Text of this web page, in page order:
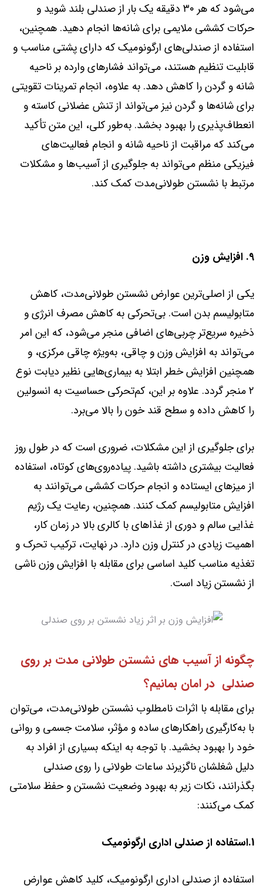
می‌شود که هر ۳۰ دقیقه یک بار از صندلی بلند شوید و
حرکات کششی ملایمی برای شانه‌ها انجام دهید. همچنین،
استفاده از صندلی‌های ارگونومیک که دارای پشتی مناسب و
قابلیت تنظیم هستند، می‌تواند فشارهای وارده بر ناحیه
شانه و گردن را کاهش دهد. به علاوه، انجام تمرینات تقویتی
برای شانه‌ها و گردن نیز می‌تواند از تنش عضلانی کاسته و
انعطاف‌پذیری را بهبود بخشد. به‌طور کلی، این متن تأکید
می‌کند که مراقبت از ناحیه شانه و انجام فعالیت‌های
فیزیکی منظم می‌تواند به جلوگیری از آسیب‌ها و مشکلات
مرتبط با نشستن طولانی‌مدت کمک کند.
9. افزایش وزن
یکی از اصلی‌ترین عوارض نشستن طولانی‌مدت، کاهش
متابولیسم بدن است. بی‌تحرکی به کاهش مصرف انرژی و
ذخیره سریع‌تر چربی‌های اضافی منجر می‌شود، که این امر
می‌تواند به افزایش وزن و چاقی، به‌ویژه چاقی مرکزی، و
همچنین افزایش خطر ابتلا به بیماری‌هایی نظیر دیابت نوع
۲ منجر گردد. علاوه بر این، کم‌تحرکی حساسیت به انسولین
را کاهش داده و سطح قند خون را بالا می‌برد.
برای جلوگیری از این مشکلات، ضروری است که در طول روز
فعالیت بیشتری داشته باشید. پیاده‌روی‌های کوتاه، استفاده
از میزهای ایستاده و انجام حرکات کششی می‌توانند به
افزایش متابولیسم کمک کنند. همچنین، رعایت یک رژیم
غذایی سالم و دوری از غذاهای با کالری بالا در زمان کار،
اهمیت زیادی در کنترل وزن دارد. در نهایت، ترکیب تحرک و
تغذیه مناسب کلید اساسی برای مقابله با افزایش وزن ناشی
از نشستن زیاد است.
چگونه از آسیب های نشستن طولانی مدت بر روی
صندلی در امان بمانیم؟
برای مقابله با اثرات نامطلوب نشستن طولانی‌مدت، می‌توان
با به‌کارگیری راهکارهای ساده و مؤثر، سلامت جسمی و روانی
خود را بهبود بخشید. با توجه به اینکه بسیاری از افراد به
دلیل شغلشان ناگزیرند ساعات طولانی را روی صندلی
بگذرانند، نکات زیر به بهبود وضعیت نشستن و حفظ سلامتی
کمک می‌کنند:
1.استفاده از صندلی اداری ارگونومیک
استفاده از صندلی اداری ارگونومیک، کلید کاهش عوارض